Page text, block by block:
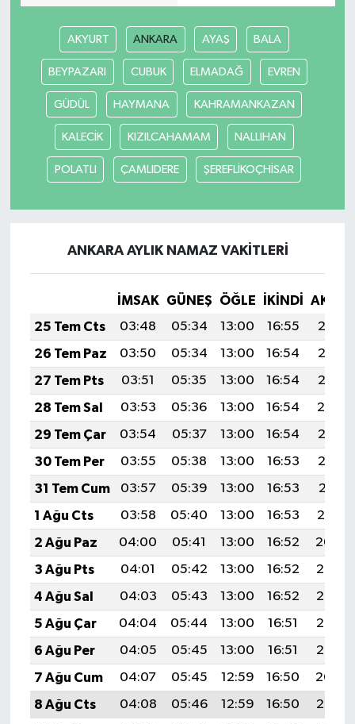
AKYURT ANKARA AYAŞ BALA
BEYPAZARI CUBUK ELMADAĞ EVREN
GÜDÜL HAYMANA KAHRAMANKAZAN
KALECİK KIZILCAHAMAM NALLIHAN
POLATLI ÇAMLIDERE ŞEREFLİKOÇHİSAR
ANKARA AYLIK NAMAZ VAKITLERI
İMSAK GÜNEŞ ÖĞLE İKINDI
25 Tem Cts
03:48 05:34 13:00 16:55
20:17
26 Tem Paz
03:50 05:34 13:00 16:54
20:16
27 Tem Pts
03:51 05:35 13:00 16:54
20:15
28 Tem Sal
03:53 05:36 13:00 16:54
20:14
29 Tem Çar
03:54 05:37 13:00 16:54
20:13
30 Tem Per
03:55 05:38 13:00 16:53
20:12
31 Tem Cum
03:57 05:39 13:00 16:53
20:11
1 Ağu Cts
03:58 05:40 13:00 16:53
20:10
2 Ağu Paz
04:00 05:41 13:00 16:52
20:09
3 Ağu Pts
04:01 05:42 13:00 16:52
20:08
4 Ağu Sal
04:03 05:43 13:00 16:52
20:07
5 Ağu Çar
04:04 05:44 13:00 16:51
20:06
6 Ağu Per
04:05 05:45 13:00 16:51
20:05
7 Ağu Cum
04:07 05:45 12:59 16:50
20:04
8 Ağu Cts
04:08 05:46 12:59 16:50
20:02